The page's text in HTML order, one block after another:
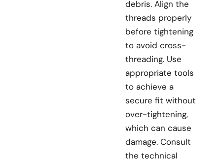
debris. Align the
threads properly
before tightening
to avoid cross-
threading. Use
appropriate tools
to achieve a
secure fit without
over-tightening,
which can cause
damage. Consult
the technical